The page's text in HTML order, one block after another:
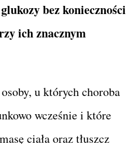
bez konieczności
ich znacznym
u których choroba
wcześnie i które
ciała oraz tłuszcz